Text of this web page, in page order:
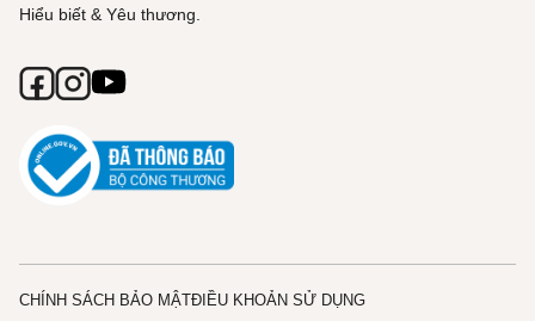
Hiểu biết & Yêu thương.
CHÍNH SÁCH BẢO MẬTĐIỀU KHOẢN SỬ DỤNG